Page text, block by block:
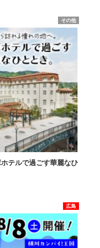
その他
テルで過ごす華麗なひ
広島